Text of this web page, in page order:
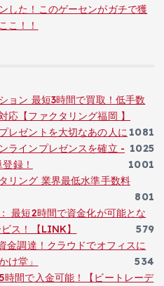
した！このゲーセンがガチで獲
こ！！
ョン 最短3時間で買取！低手数
応【ファクタリング福岡 】
1081
レゼントを大切なあの人に
1025
ラインプレゼンスを確立 -
録！
1001
リング 業界最低水準手数料
801
最短2時間で資金化が可能とな
ス！【LINK】
579
金調達！クラウドでオフィスに
け堂」
534
間で入金可能！【ビートレーデ